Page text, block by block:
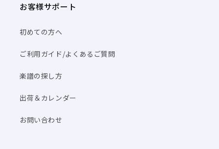
お客様サポート
初めての方へ
ご利用ガイド/よくあるご質問
楽譜の探し方
出荷＆カレンダー
お問い合わせ